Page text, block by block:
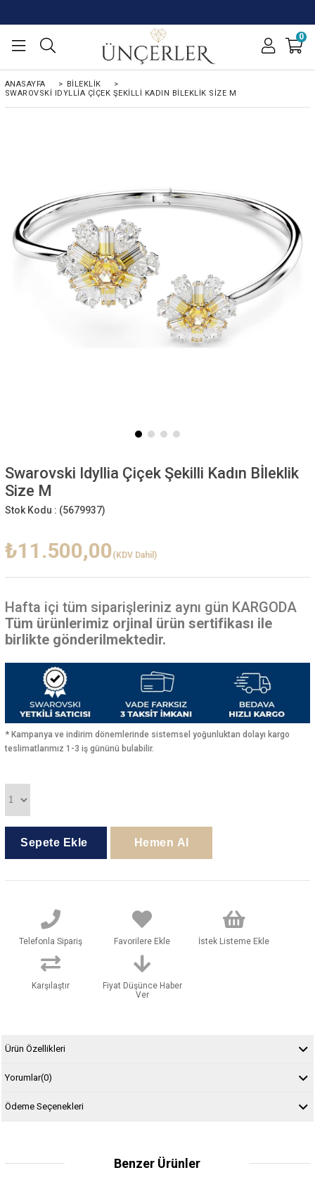
0
ANASAYFA > BİLEKLİK
>
SWAROVSKI IDYLLIA ÇIÇEK ŞEKILLI KADIN BİLEKLIK SIZE M
Swarovski Idyllia Çiçek Şekilli Kadın Bİleklik
Size M
Stok Kodu : (5679937)
₺11.500,00 (KDV Dahil)
Hafta içi tüm siparişleriniz aynı gün KARGODA
Tüm ürünlerimiz orjinal ürün sertifikası ile
birlikte gönderilmektedir.
* Kampanya ve indirim dönemlerinde sistemsel yoğunluktan dolayı kargo
teslimatlarımız 1-3 iş gününü bulabilir.
Telefonla Sipariş Favorilere Ekle İstek Listeme Ekle
Karşılaştır
Fiyat Düşünce Haber
Ver
Ürün Özellikleri
Yorumlar(0)
Ödeme Seçenekleri
Benzer Ürünler